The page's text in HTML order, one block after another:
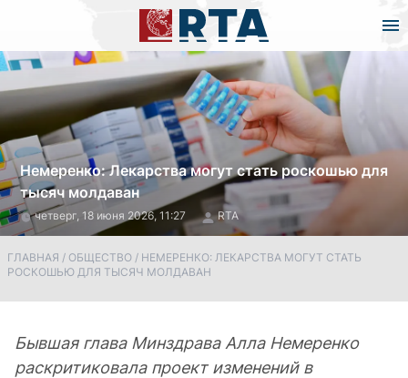
Немеренко: Лекарства могут стать роскошью для
тысяч молдаван
четверг, 18 июня 2026, 11:27 RTA
ГЛАВНАЯ / ОБЩЕСТВО / НЕМЕРЕНКО: ЛЕКАРСТВА МОГУТ СТАТЬ
РОСКОШЬЮ ДЛЯ ТЫСЯЧ МОЛДАВАН
Бывшая глава Минздрава Алла Немеренко
раскритиковала проект изменений в